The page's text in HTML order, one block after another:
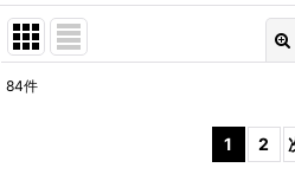
84件
1 2